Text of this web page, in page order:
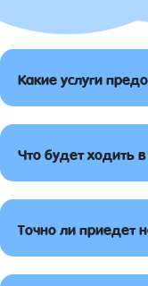
Какие услуги
Что будет
Точно ли приедет